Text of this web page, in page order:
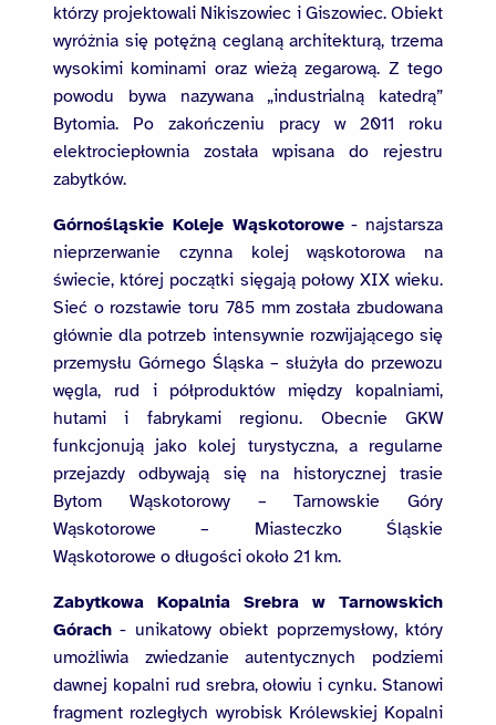
którzy projektowali Nikiszowiec i Giszowiec. Obiekt
wyróżnia się potężną ceglaną architekturą, trzema
wysokimi kominami oraz wieżą zegarową. Z tego
powodu bywa nazywana „industrialną katedrą”
Bytomia. Po zakończeniu pracy w 2011 roku
elektrociepłownia została wpisana do rejestru
zabytków.
Górnośląskie Koleje Wąskotorowe- najstarsza
nieprzerwanie czynna kolej wąskotorowa na
świecie, której początki sięgają połowy XIX wieku.
Sieć o rozstawie toru 785 mm została zbudowana
głównie dla potrzeb intensywnie rozwijającego się
przemysłu Górnego Śląska – służyła do przewozu
węgla, rud i półproduktów między kopalniami,
hutami i fabrykami regionu. Obecnie GKW
funkcjonują jako kolej turystyczna, a regularne
przejazdy odbywają się na historycznej trasie
Bytom Wąskotorowy – Tarnowskie Góry
Wąskotorowe – Miasteczko Śląskie
Wąskotorowe o długości około 21 km.
Zabytkowa Kopalnia Srebra w Tarnowskich
Górach - unikatowy obiekt poprzemysłowy, który
umożliwia zwiedzanie autentycznych podziemi
dawnej kopalni rud srebra, ołowiu i cynku. Stanowi
fragment rozległych wyrobisk Królewskiej Kopalni